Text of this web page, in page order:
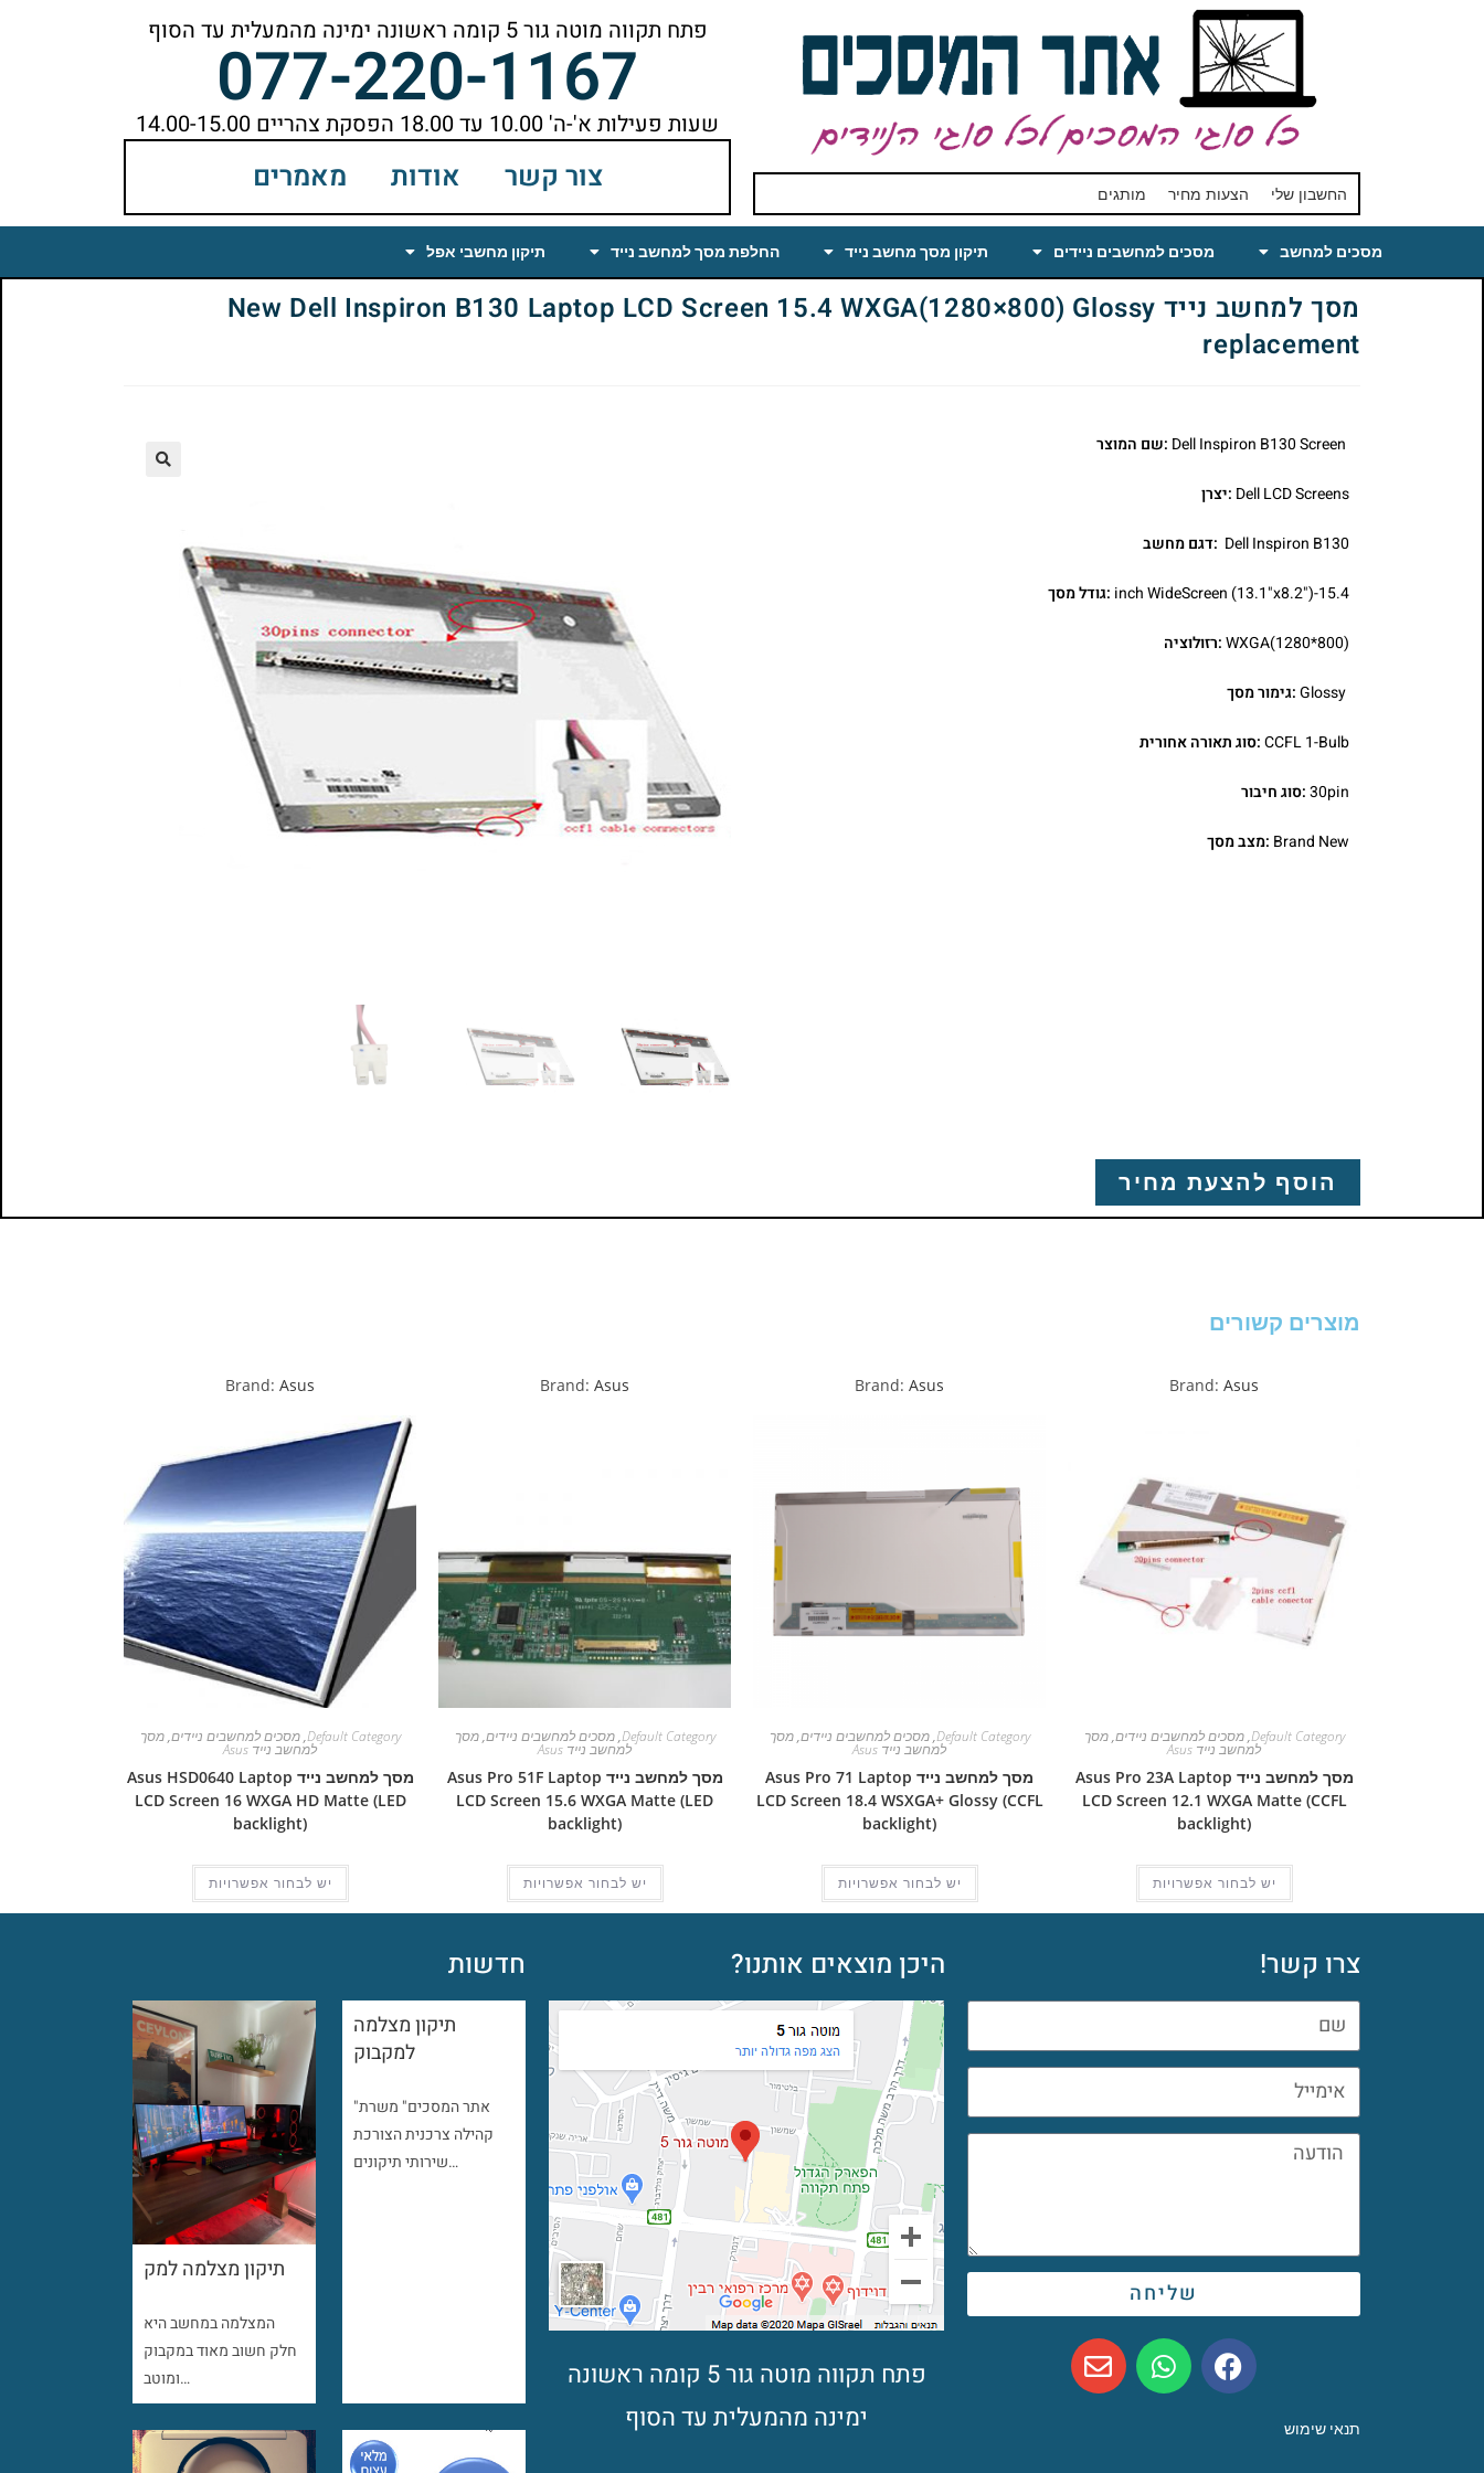
החשבון שלי הצעות מחיר מותגים
פתח תקווה מוטה גור 5 קומה ראשונה ימינה מהמעלית עד הסוף
077-220-1167שעות פעילות א'-ה' 10.00 עד 18.00 הפסקת צהריים 14.00-15.00
צור קשר אודות מאמרים
מסכים למחשב מסכים למחשבים ניידים תיקון מסך מחשב נייד החלפת מסך למחשב נייד תיקון מחשבי אפל
מסך למחשב נייד New Dell Inspiron B130 Laptop LCD Screen 15.4 WXGA(1280×800) Glossy
replacement
:שם המוצר
Dell LCD Screens :יצרן
Dell Inspiron B130 :דגם מחשב
15.4-inch WideScreen (13.1"x8.2") :גודל מסך
WXGA(1280*800):רזולוציה
Glossy:גימור מסך
CCFL 1-Bulb:סוג תאורה אחורית
30pin:סוג חיבור
Brand New :מצב מסך
הוסף להצעת מחיר
מוצרים קשורים
Brand: Asus
Default Category
,מסכים למחשבים ניידים,מסך
למחשב נייד Asus
מסך למחשב נייד Asus Pro 23A Laptop
LCD Screen 12.1 WXGA Matte (CCFL
backlight)
יש לבחור אפשרויות
Brand: Asus
Default Category
,מסכים למחשבים ניידים,מסך
למחשב נייד Asus
מסך למחשב נייד Asus Pro 71 Laptop
LCD Screen 18.4 WSXGA+ Glossy (CCFL
backlight)
יש לבחור אפשרויות
Brand: Asus
Default Category
,מסכים למחשבים ניידים,מסך
למחשב נייד Asus
מסך למחשב נייד Asus Pro 51F Laptop
LCD Screen 15.6 WXGA Matte (LED
backlight)
יש לבחור אפשרויות
Brand: Asus
Default Category
,מסכים למחשבים ניידים,מסך
למחשב נייד Asus
מסך למחשב נייד Asus HSD0640 Laptop
LCD Screen 16 WXGA HD Matte (LED
backlight)
יש לבחור אפשרויות
צרו קשר!
שליחה
תנאי שימוש
היכן מוצאים אותנו?
פתח תקווה מוטה גור 5 קומה ראשונה
ימינה מהמעלית עד הסוף
חדשות
תיקון מצלמה למק
המצלמה במחשב היא
חלק חשוב מאוד במקבוק
ומוטב…
תיקון מצלמה
למקבוק
"אתר המסכים" משרת
קהילה צרכנית הצורכת
שירותי תיקונים…